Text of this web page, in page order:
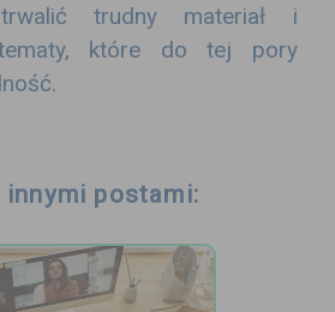
trudny materiał i
które do tej pory
postami: